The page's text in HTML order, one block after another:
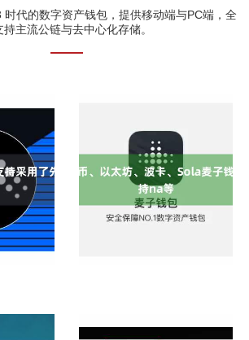
时代的数字资产钱包，提供移动端与PC端，全
持主流公链与去中心化存储。